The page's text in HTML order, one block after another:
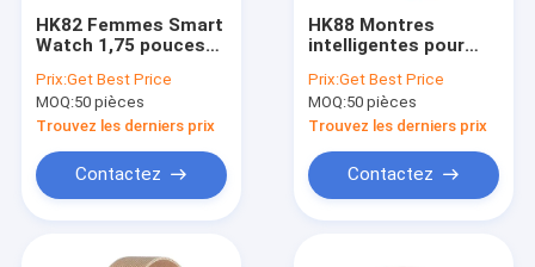
HK82 Femmes Smart
Watch 1,75 pouces
appel avec gestion
menstruelle
Prix:Get Best Price
MOQ:50 pièces
Trouvez les derniers prix
Contactez
HK88 Montres
intelligentes pour
de la santé des
femmes Surveillance
de la santé des
femmes Montres
intelligentes
Prix:Get Best Price
MOQ:50 pièces
Trouvez les derniers prix
Contactez